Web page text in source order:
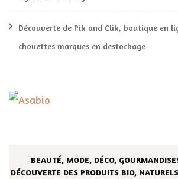
Découverte de Pik and Clik, boutique en
chouettes marques en destockage
BEAUTÉ, MODE, DÉCO,
DÉCOUVERTE DES PRODUITS BIO,